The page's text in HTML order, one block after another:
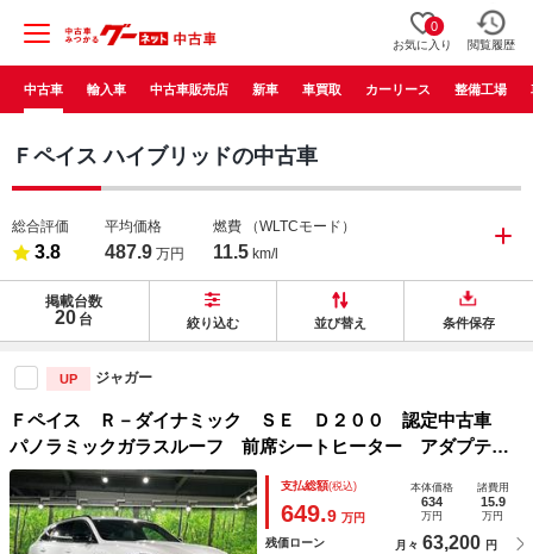
0
お気に入り 閲覧履歴
中古車 輸入車 中古車販売店 新車 車買取 カーリース 整備工場
Ｆペイス ハイブリッドの中古車
総合評価
3.8
平均価格
487.9 万円
燃費 （WLTCモード）
11.5 km/l
掲載台数
20 台 絞り込む 並び替え 条件保存
UP ジャガー
Ｆペイス Ｒ－ダイナミック ＳＥ Ｄ２００ 認定中古車
パノラミックガラスルーフ 前席シートヒーター アダプティ
ブクルーズコントロール ＭＥＲＩＤＩＡＮサウンド フル液
晶メーター サラウンドカメラ ステアリングパドルシフト
メモリ付パワーシート
支払総額(税込)
649.9 万円
本体価格
634
万円
諸費用
15.9
万円
残価ローン 月々 63,200 円